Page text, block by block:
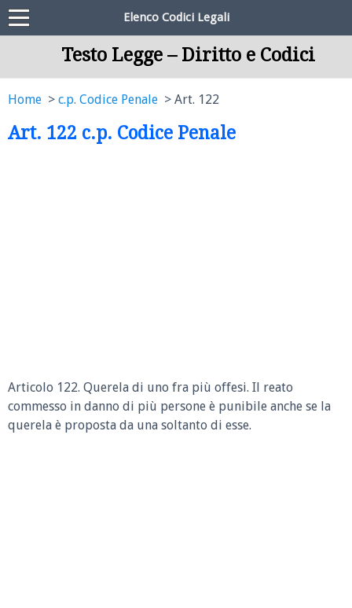
Elenco Codici Legali
Testo Legge – Diritto e Codici
Home c.p. Codice Penale Art. 122
Art. 122 c.p. Codice Penale
Articolo 122. Querela di uno fra più offesi. Il reato
commesso in danno di più persone è punibile anche se la
querela è proposta da una soltanto di esse.